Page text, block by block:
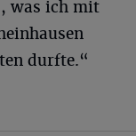
was ich mit
durfte.“